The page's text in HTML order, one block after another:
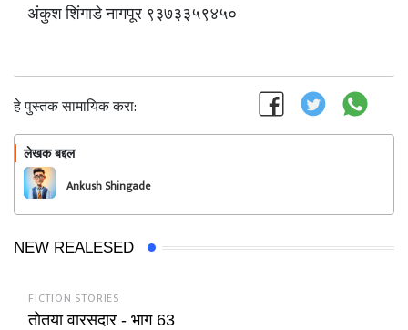
अंकुश शिंगाडे नागपूर ९३७३३५९४५०
हे पुस्तक सामायिक करा:
लेखक बद्दल
Ankush Shingade
NEW REALESED
FICTION STORIES
तोतया वारसदार - भाग 63